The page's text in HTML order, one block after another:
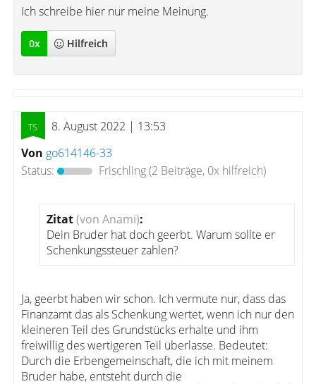
Ich schreibe hier nur meine Meinung.
0x Hilfreich
8. August 2022 | 13:53
Von go614146-33
Status:
Frischling(2 Beiträge, 0x hilfreich)
Zitat(von Anami):
Dein Bruder hat doch geerbt. Warum sollte er
Schenkungssteuer zahlen?
Ja, geerbt haben wir schon. Ich vermute nur, dass das
Finanzamt das als Schenkung wertet, wenn ich nur den
kleineren Teil des Grundstücks erhalte und ihm
freiwillig des wertigeren Teil überlasse. Bedeutet:
Durch die Erbengemeinschaft, die ich mit meinem
Bruder habe, entsteht durch die